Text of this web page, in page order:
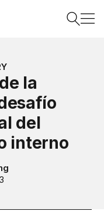
la
del
interno